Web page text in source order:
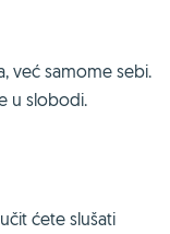
već samome sebi.
u slobodi.
ćete slušati